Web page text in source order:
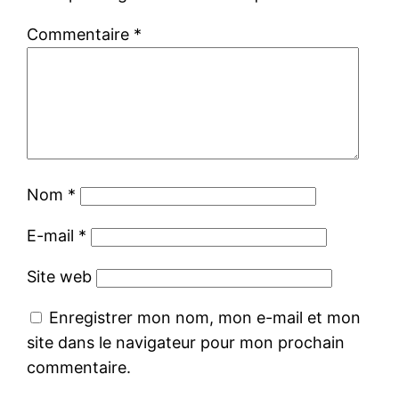
Commentaire *
Nom *
E-mail *
Site web
Enregistrer mon nom, mon e-mail et mon
site dans le navigateur pour mon prochain
commentaire.